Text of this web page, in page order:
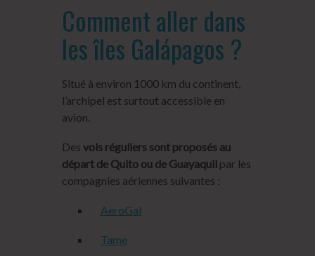
Comment aller dans
les îles Galápagos ?
Situé à environ 1000 km du continent,
l’archipel est surtout accessible en
avion.
Des vols réguliers sont proposés au
départ de Quito ou de Guayaquilpar les
compagnies aériennes suivantes :
AeroGal
Tame